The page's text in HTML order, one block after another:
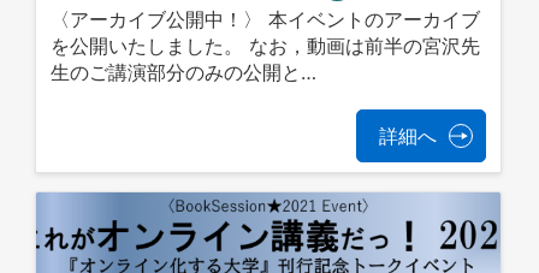
〈アーカイブ公開中！〉 本イベントのアーカイブ
を公開いたしました。 なお，動画は前半の宮沢先
生のご講演部分のみの公開と…
詳細へ